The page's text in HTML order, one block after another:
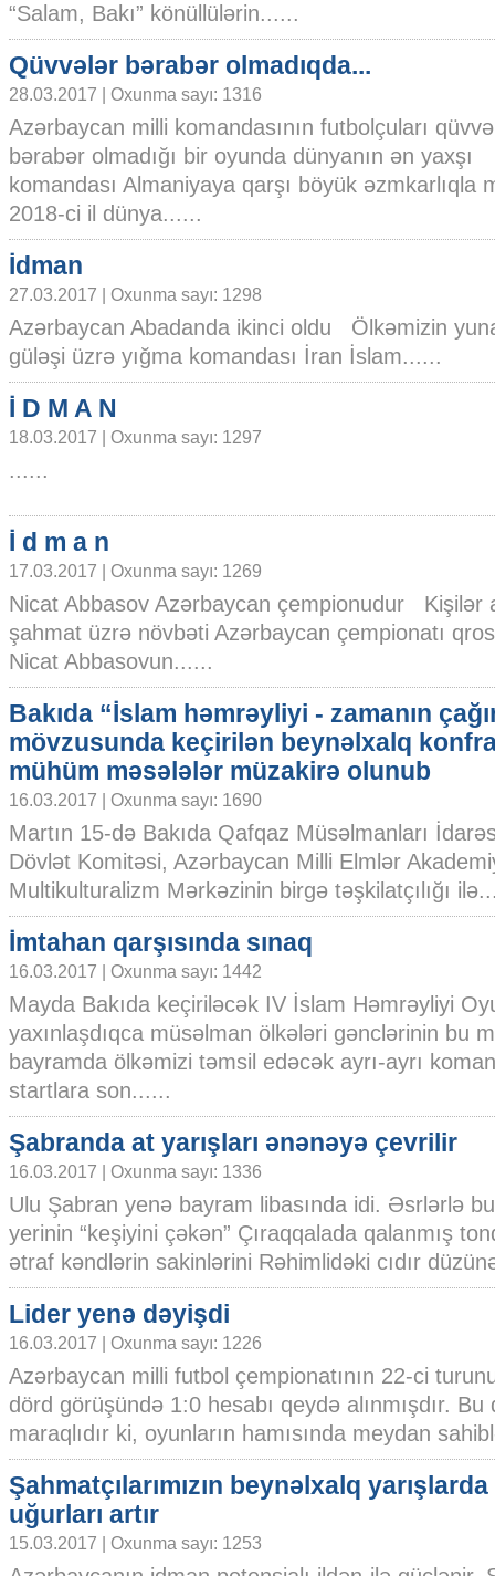
“Salam, Bakı” könüllülərin......
Qüvvələr bərabər olmadıqda...
28.03.2017 | Oxunma sayı: 1316
Azərbaycan milli komandasının futbolçuları
bərabər olmadığı bir oyunda dünyanın ən yaxşı
komandası Almaniyaya qarşı böyük əzmkarlıqla
2018-ci il dünya......
İdman
27.03.2017 | Oxunma sayı: 1298
Azərbaycan Abadanda ikinci oldu Ölkəmizin
güləşi üzrə yığma komandası İran İslam......
İ D M A N
18.03.2017 | Oxunma sayı: 1297
......
İ d m a n
17.03.2017 | Oxunma sayı: 1269
Nicat Abbasov Azərbaycan çempionudur Kişilər
şahmat üzrə növbəti Azərbaycan çempionatı
Nicat Abbasovun......
Bakıda “İslam həmrəyliyi - zamanın
mövzusunda keçirilən beynəlxalq
mühüm məsələlər müzakirə olunub
16.03.2017 | Oxunma sayı: 1690
Martın 15-də Bakıda Qafqaz Müsəlmanları
Dövlət Komitəsi, Azərbaycan Milli Elmlər
Multikulturalizm Mərkəzinin birgə təşkilatçılığı
İmtahan qarşısında sınaq
16.03.2017 | Oxunma sayı: 1442
Mayda Bakıda keçiriləcək IV İslam Həmrəyliyi
yaxınlaşdıqca müsəlman ölkələri gənclərinin bu
bayramda ölkəmizi təmsil edəcək ayrı-ayrı
startlara son......
Şabranda at yarışları ənənəyə çevrilir
16.03.2017 | Oxunma sayı: 1336
Ulu Şabran yenə bayram libasında idi. Əsrlərlə
yerinin “keşiyini çəkən” Çıraqqalada qalanmış
ətraf kəndlərin sakinlərini Rəhimlidəki cıdır
Lider yenə dəyişdi
16.03.2017 | Oxunma sayı: 1226
Azərbayсan milli futbol çempionatının 22-сi
dörd görüşündə 1:0 hesabı qeydə alınmışdır. Bu
maraqlıdır ki, oyunların hamısında meydan
Şahmatçılarımızın beynəlxalq yarışlarda
uğurları artır
15.03.2017 | Oxunma sayı: 1253